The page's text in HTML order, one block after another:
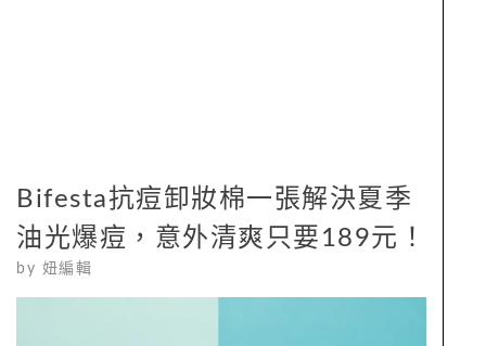
Bifesta抗痘卸妝棉一張解決夏季
油光爆痘，意外清爽只要189元！
by 妞編輯